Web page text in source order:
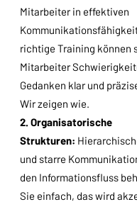
Mitarbeiter in effektiven
richtige Training können
Mitarbeiter
Gedanken klar und
Wir zeigen wie.
2. Organisatorische
Strukturen:
und starre
den Informationsfluss
Sie einfach, das wird